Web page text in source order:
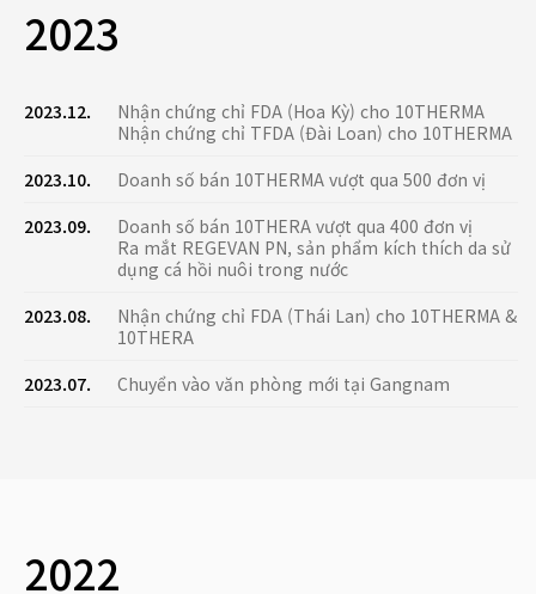
2023
2023.12.
Nhận chứng chỉ FDA (Hoa Kỳ) cho 10THERMA
Nhận chứng chỉ TFDA (Đài Loan) cho 10THERMA
2023.10.
Doanh số bán 10THERMA vượt qua 500 đơn vị
2023.09.
Doanh số bán 10THERA vượt qua 400 đơn vị
Ra mắt REGEVAN PN, sản phẩm kích thích da sử
dụng cá hồi nuôi trong nước
2023.08.
Nhận chứng chỉ FDA (Thái Lan) cho 10THERMA &
10THERA
2023.07.
Chuyển vào văn phòng mới tại Gangnam
2022